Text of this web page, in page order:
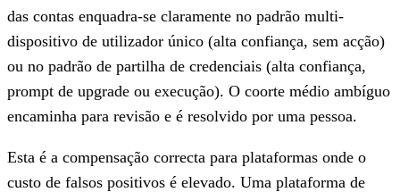
das contas enquadra-se claramente no padrão multi-
dispositivo de utilizador único (alta confiança, sem acção)
ou no padrão de partilha de credenciais (alta confiança,
prompt de upgrade ou execução). O coorte médio ambíguo
encaminha para revisão e é resolvido por uma pessoa.
Esta é a compensação correcta para plataformas onde o
custo de falsos positivos é elevado. Uma plataforma de